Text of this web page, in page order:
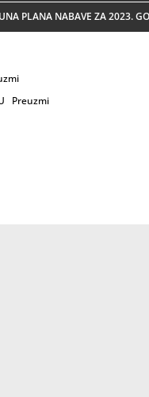
PLANA NABAVE ZA 2023.
Preuzmi